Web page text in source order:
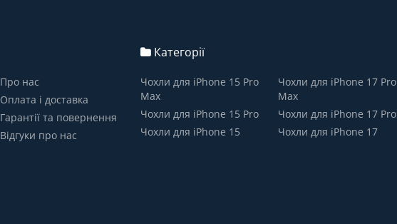
Про нас
Оплата і доставка
Гарантії та повернення
Відгуки про нас
Категорії
Чохли для iPhone 15 Pro
Max
Чохли для iPhone 15 Pro
Чохли для iPhone 15
Чохли для iPhone 17 Pro
Max
Чохли для iPhone 17 Pro
Чохли для iPhone 17